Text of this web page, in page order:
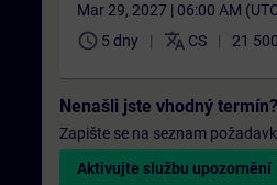
Mar 29, 2027 | 06:00 AM
schedule 5 dny translate CS 21
Nenašli jste vhodný termín?
Zapište se na seznam
Aktivujte službu upozornění